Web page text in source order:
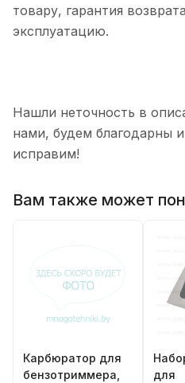
товару, гарантия
эксплуатацию.
Нашли неточность в
нами, будем благодарны
исправим!
Вам также может
Карбюратор для
бензотриммера,
для